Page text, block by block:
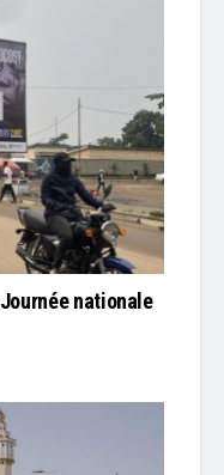
nationale